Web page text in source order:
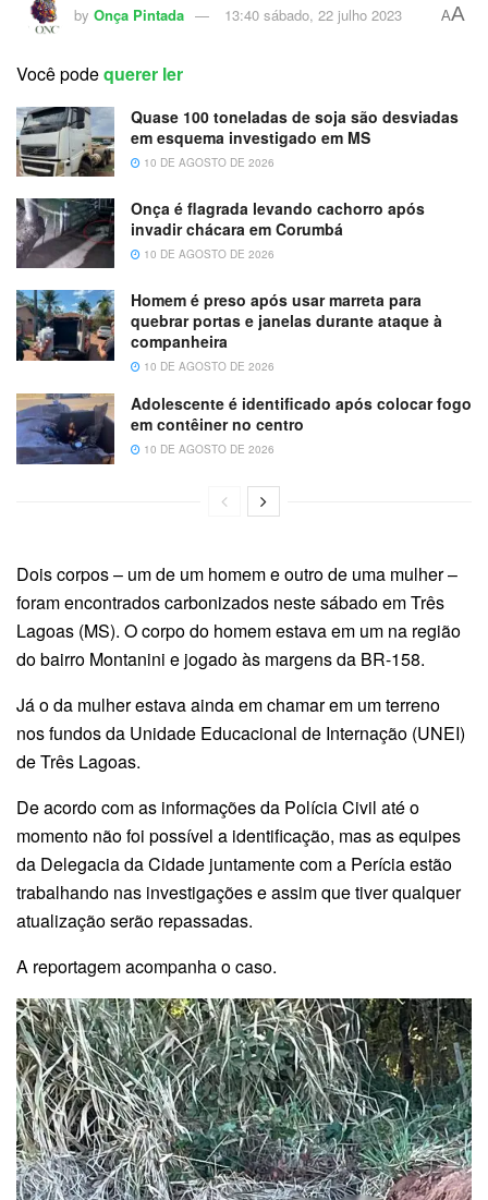
by Onça Pintada 13:40 sábado, 22 julho 2023 AA
Você podequerer ler
Quase 100 toneladas de soja são desviadas
em esquema investigado em MS
10 DE AGOSTO DE 2026
Onça é flagrada levando cachorro após
invadir chácara em Corumbá
10 DE AGOSTO DE 2026
Homem é preso após usar marreta para
quebrar portas e janelas durante ataque à
companheira
10 DE AGOSTO DE 2026
Adolescente é identificado após colocar fogo
em contêiner no centro
10 DE AGOSTO DE 2026
Dois corpos – um de um homem e outro de uma mulher –
foram encontrados carbonizados neste sábado em Três
Lagoas (MS). O corpo do homem estava em um na região
do bairro Montanini e jogado às margens da BR-158.
Já o da mulher estava ainda em chamar em um terreno
nos fundos da Unidade Educacional de Internação (UNEI)
de Três Lagoas.
De acordo com as informações da Polícia Civil até o
momento não foi possível a identificação, mas as equipes
da Delegacia da Cidade juntamente com a Perícia estão
trabalhando nas investigações e assim que tiver qualquer
atualização serão repassadas.
A reportagem acompanha o caso.